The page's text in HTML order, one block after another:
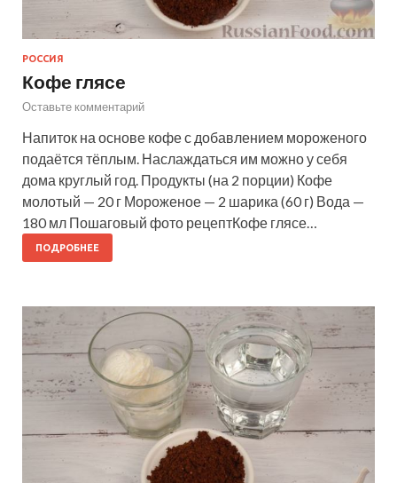
РОССИЯ
Кофе глясе
Оставьте комментарий
Напиток на основе кофе с добавлением мороженого
подаётся тёплым. Наслаждаться им можно у себя
дома круглый год. Продукты (на 2 порции) Кофе
молотый — 20 г Мороженое — 2 шарика (60 г) Вода —
180 мл Пошаговый фото рецептКофе глясе…
ПОДРОБНЕЕ